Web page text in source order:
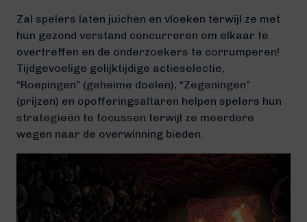
Zal spelers laten juichen en vloeken terwijl ze met
hun gezond verstand concurreren om elkaar te
overtreffen en de onderzoekers te corrumperen!
Tijdgevoelige gelijktijdige actieselectie,
“Roepingen” (geheime doelen), “Zegeningen”
(prijzen) en opofferingsaltaren helpen spelers hun
strategieën te focussen terwijl ze meerdere
wegen naar de overwinning bieden.